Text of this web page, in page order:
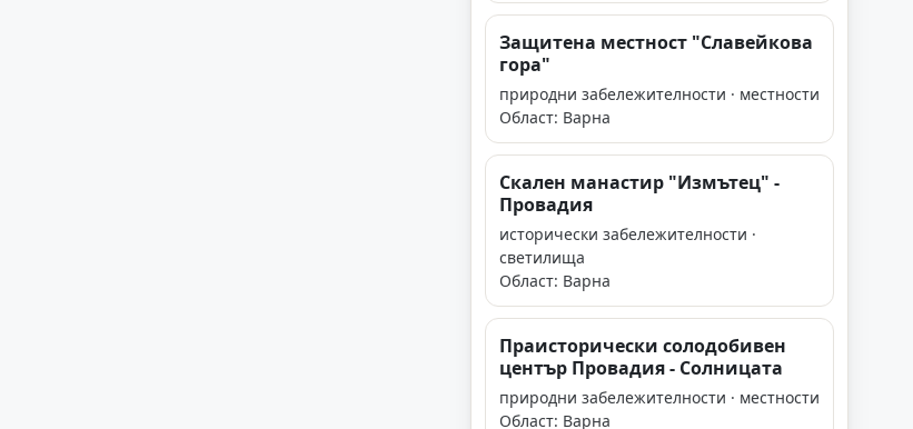
Защитена местност "Славейкова
гора"
природни забележителности · местности
Област: Варна
Скален манастир "Измътец" -
Провадия
исторически забележителности ·
светилища
Област: Варна
Праисторически солодобивен
център Провадия - Солницата
природни забележителности · местности
Област: Варна